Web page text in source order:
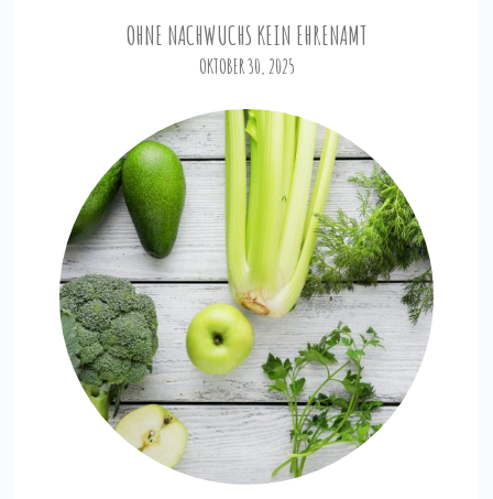
OHNE NACHWUCHS KEIN EHRENAMT
OKTOBER 30, 2025